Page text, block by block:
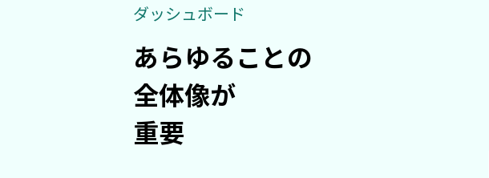
ダッシュボード
あらゆることの
全体像が
重要